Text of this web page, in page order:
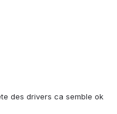
des drivers ca semble ok